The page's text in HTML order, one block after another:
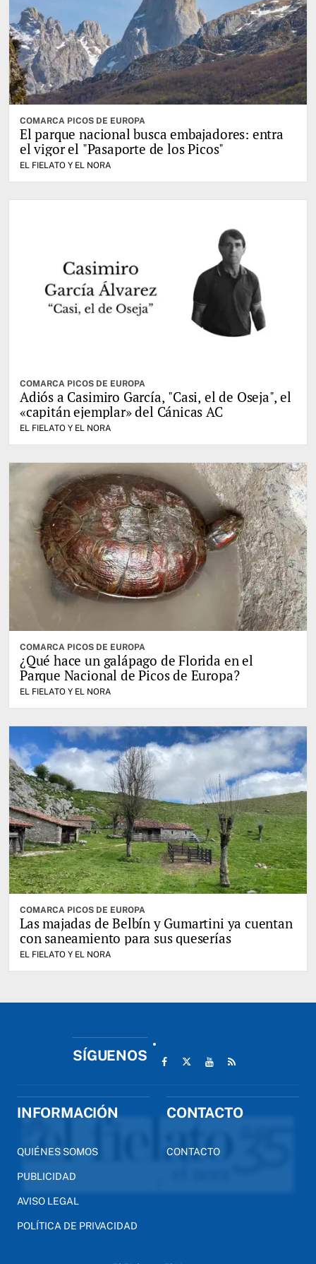
COMARCA PICOS DE EUROPA
El parque nacional busca embajadores: entra
el vigor el "Pasaporte de los Picos"
EL FIELATO Y EL NORA
COMARCA PICOS DE EUROPA
Adiós a Casimiro García, "Casi, el de Oseja", el
«capitán ejemplar» del Cánicas AC
EL FIELATO Y EL NORA
COMARCA PICOS DE EUROPA
¿Qué hace un galápago de Florida en el
Parque Nacional de Picos de Europa?
EL FIELATO Y EL NORA
COMARCA PICOS DE EUROPA
Las majadas de Belbín y Gumartini ya cuentan
con saneamiento para sus queserías
EL FIELATO Y EL NORA
SÍGUENOS
INFORMACIÓN
QUIÉNES SOMOS
PUBLICIDAD
AVISO LEGAL
POLÍTICA DE PRIVACIDAD
CONTACTO
CONTACTO